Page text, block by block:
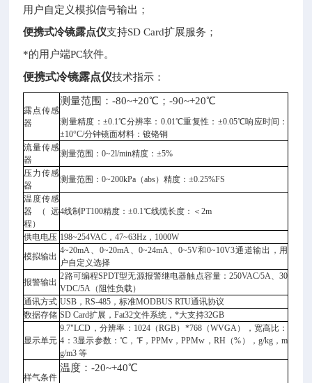
用户自定义模拟信号输出；
便携式冷镜露点仪支持SD Card扩展服务；
*的用户端PC软件。
便携式冷镜露点仪技术指示：
露点传感
器
测量范围：-80~+20℃；-90~+20℃
测量精度：±0.1℃分辨率：0.01℃重复性：±0.05℃响应时间：
±10°C/分钟镜面材料：镀铬铜
流量传感
器
测量范围：0~2l/min精度：±5%
压力传感
器
测量范围：0~200kPa（abs）精度：±0.25%FS
温度传感
器（远
程）
4线制PT100精度：±0.1℃线缆长度：＜2m
供电电压 198~254VAC，47~63Hz，1000W
模拟输出
4~20mA、0~20mA、0~24mA、0~5V和0~10V3通道输出，用
户自定义选择
报警输出
2路可编程SPDT型无源报警继电器触点容量：250VAC/5A、30
VDC/5A（阻性负载）
通讯方式 USB，RS-485，标准MODBUS RTU通讯协议
数据存储 SD Card扩展，Fat32文件系统，*大支持32GB
显示单元
9.7"LCD，分辨率：1024（RGB）*768（WVGA），宽高比：
4：3显示参数：℃，℉，PPMv，PPMw，RH（%），g/kg，m
g/m3 等
样气条件
温度：-20~+40℃